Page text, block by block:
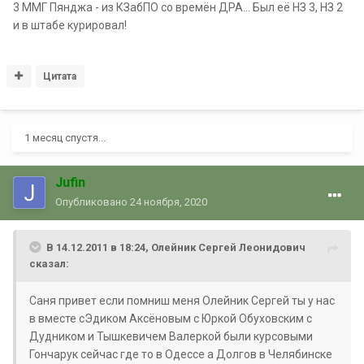
3 ММГ Пянджа - из КЗабПО со времён ДРА... Был её НЗ 3, НЗ 2
и в штабе курировал!
Цитата
1 месяц спустя...
Jufin
Опубликовано 24 ноября, 2020
В 14.12.2011 в 18:24, Олейник Сергей Леонидович
сказал:
Саня привет если помниш меня Олейник Сергей ты у нас
в вместе сЭдиком Аксёновым с Юркой Обуховским с
Дудником и Тышкевичем Валеркой были курсовыми
Гончарук сейчас где то в Одессе а Долгов в Челябинске